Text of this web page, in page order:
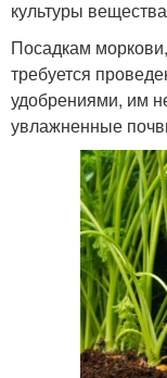
культуры
Посадкам
требуется
удобрениями, им
увлажненные